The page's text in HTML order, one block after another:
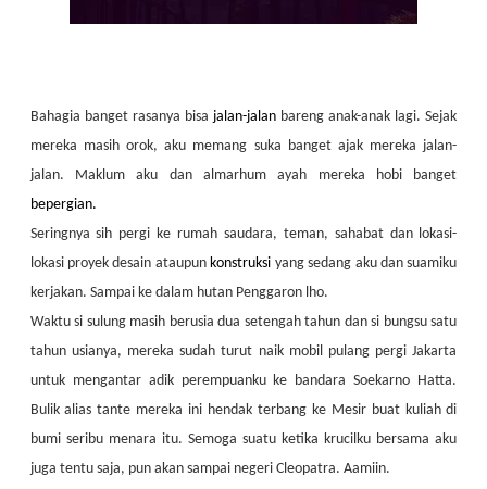
Bahagia banget rasanya bisa jalan-jalan bareng anak-anak lagi. Sejak
mereka masih orok, aku memang suka banget ajak mereka jalan-
jalan. Maklum aku dan almarhum ayah mereka hobi banget
bepergian.
Seringnya sih pergi ke rumah saudara, teman, sahabat dan lokasi-
lokasi proyek desain ataupunkonstruksi yang sedang aku dan suamiku
kerjakan. Sampai ke dalam hutan Penggaron lho.
Waktu si sulung masih berusia dua setengah tahun dan si bungsu satu
tahun usianya, mereka sudah turut naik mobil pulang pergi Jakarta
untuk mengantar adik perempuanku ke bandara Soekarno Hatta.
Bulik alias tante mereka ini hendak terbang ke Mesir buat kuliah di
bumi seribu menara itu. Semoga suatu ketika krucilku bersama aku
juga tentu saja, pun akan sampai negeri Cleopatra. Aamiin.